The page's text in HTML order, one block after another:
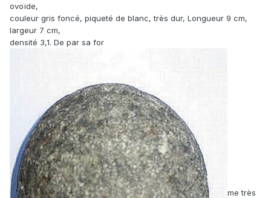
ovoïde,
couleur gris foncé, piqueté de blanc, très dur, Longueur 9 cm,
largeur 7 cm,
densité 3,1. De par sa for
me très